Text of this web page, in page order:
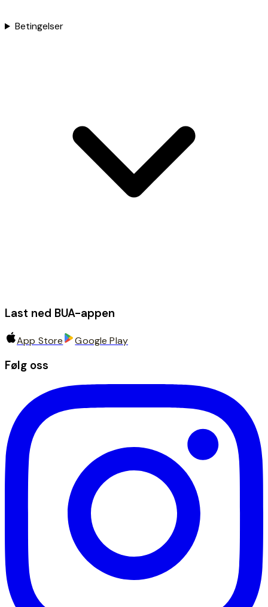
Betingelser
Last ned BUA-appen
App Store Google Play
Følg oss